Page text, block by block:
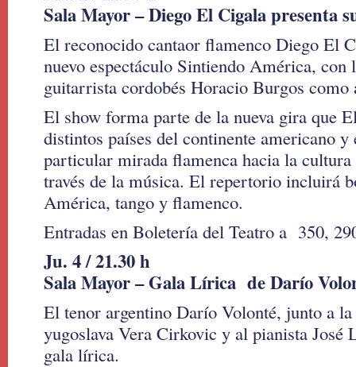
Sala Mayor – Diego El Cigala presenta
El reconocido cantaor flamenco Diego El
nuevo espectáculo Sintiendo América,
guitarrista cordobés Horacio Burgos
El show forma parte de la nueva gira que
distintos países del continente americano y
particular mirada flamenca hacia la
través de la música. El repertorio incluirá
América, tango y flamenco.
Entradas en Boletería del Teatro a 350,
Ju. 4 / 21.30 h
Sala Mayor – Gala Lírica de Darío
El tenor argentino Darío Volonté, junto a
yugoslava Vera Cirkovic y al pianista José
gala lírica.